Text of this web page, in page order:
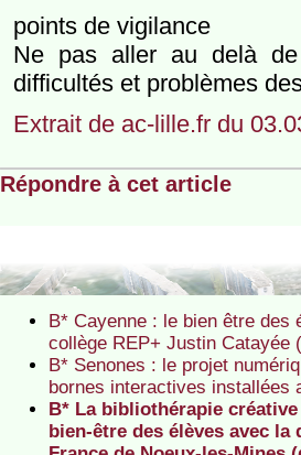
points de vigilance
Ne pas aller au delà de
difficultés et problèmes
Extrait de ac-lille.fr du
Répondre à cet article
B* Cayenne : le bien être
collège REP+ Justin Catayée
B* Senones : le projet
bornes interactives installées
B* La bibliothérapie
bien-être des élèves avec